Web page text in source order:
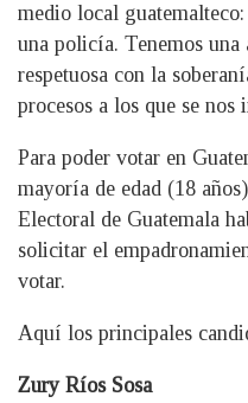
medio local
una policía. Tenemos una
respetuosa con la
procesos a los que se nos
Para poder votar en
mayoría de edad (18
Electoral de Guatemala
solicitar el
votar.
Aquí los principales
Zury Ríos Sosa